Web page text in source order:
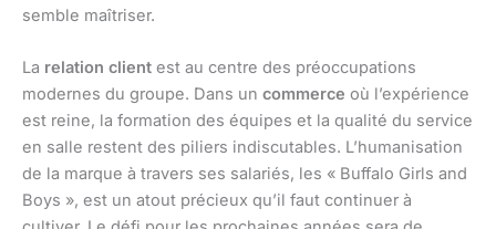
semble maîtriser.
La relation client est au centre des préoccupations
modernes du groupe. Dans un commerce où l’expérience
est reine, la formation des équipes et la qualité du service
en salle restent des piliers indiscutables. L’humanisation
de la marque à travers ses salariés, les « Buffalo Girls and
Boys », est un atout précieux qu’il faut continuer à